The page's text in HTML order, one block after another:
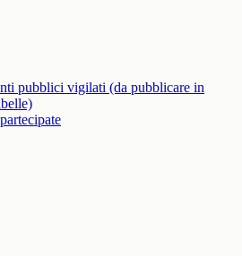
pubblici vigilati (da pubblicare in